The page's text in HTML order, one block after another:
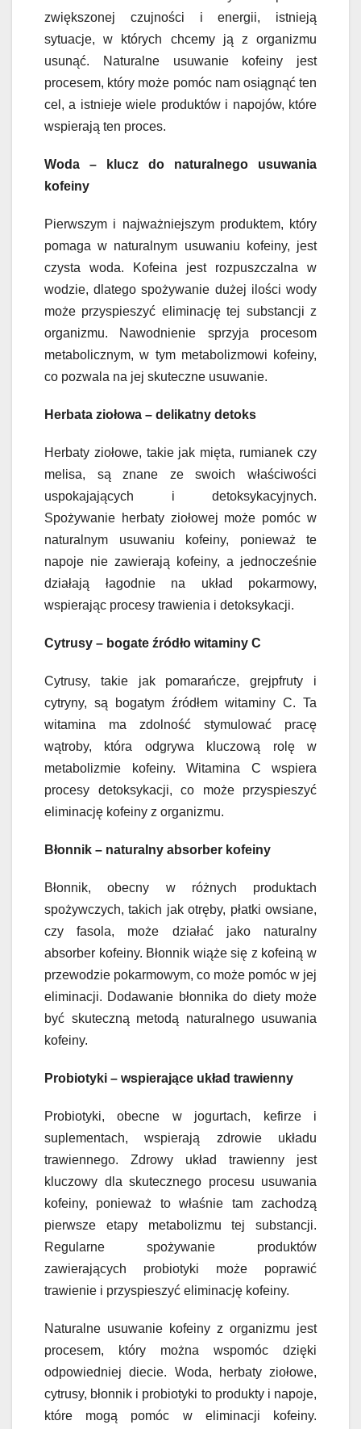
zwiększonej czujności i energii, istnieją
sytuacje, w których chcemy ją z organizmu
usunąć. Naturalne usuwanie kofeiny jest
procesem, który może pomóc nam osiągnąć ten
cel, a istnieje wiele produktów i napojów, które
wspierają ten proces.
Woda – klucz do naturalnego usuwania
kofeiny
Pierwszym i najważniejszym produktem, który
pomaga w naturalnym usuwaniu kofeiny, jest
czysta woda. Kofeina jest rozpuszczalna w
wodzie, dlatego spożywanie dużej ilości wody
może przyspieszyć eliminację tej substancji z
organizmu. Nawodnienie sprzyja procesom
metabolicznym, w tym metabolizmowi kofeiny,
co pozwala na jej skuteczne usuwanie.
Herbata ziołowa – delikatny detoks
Herbaty ziołowe, takie jak mięta, rumianek czy
melisa, są znane ze swoich właściwości
uspokajających i detoksykacyjnych.
Spożywanie herbaty ziołowej może pomóc w
naturalnym usuwaniu kofeiny, ponieważ te
napoje nie zawierają kofeiny, a jednocześnie
działają łagodnie na układ pokarmowy,
wspierając procesy trawienia i detoksykacji.
Cytrusy – bogate źródło witaminy C
Cytrusy, takie jak pomarańcze, grejpfruty i
cytryny, są bogatym źródłem witaminy C. Ta
witamina ma zdolność stymulować pracę
wątroby, która odgrywa kluczową rolę w
metabolizmie kofeiny. Witamina C wspiera
procesy detoksykacji, co może przyspieszyć
eliminację kofeiny z organizmu.
Błonnik – naturalny absorber kofeiny
Błonnik, obecny w różnych produktach
spożywczych, takich jak otręby, płatki owsiane,
czy fasola, może działać jako naturalny
absorber kofeiny. Błonnik wiąże się z kofeiną w
przewodzie pokarmowym, co może pomóc w jej
eliminacji. Dodawanie błonnika do diety może
być skuteczną metodą naturalnego usuwania
kofeiny.
Probiotyki – wspierające układ trawienny
Probiotyki, obecne w jogurtach, kefirze i
suplementach, wspierają zdrowie układu
trawiennego. Zdrowy układ trawienny jest
kluczowy dla skutecznego procesu usuwania
kofeiny, ponieważ to właśnie tam zachodzą
pierwsze etapy metabolizmu tej substancji.
Regularne spożywanie produktów
zawierających probiotyki może poprawić
trawienie i przyspieszyć eliminację kofeiny.
Naturalne usuwanie kofeiny z organizmu jest
procesem, który można wspomóc dzięki
odpowiedniej diecie. Woda, herbaty ziołowe,
cytrusy, błonnik i probiotyki to produkty i napoje,
które mogą pomóc w eliminacji kofeiny.